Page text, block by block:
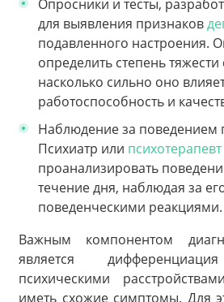
Опросники и тесты,
для выявления признаков
подавленного настроения.
определить степень тяжести
насколько сильно оно
работоспособность и
Наблюдение за поведением
Психиатр или психотерапевт
проанализировать
течение дня, наблюдая за
поведенческими реакциями.
Важным компонентом
является
психическими
иметь схожие симптомы. Для